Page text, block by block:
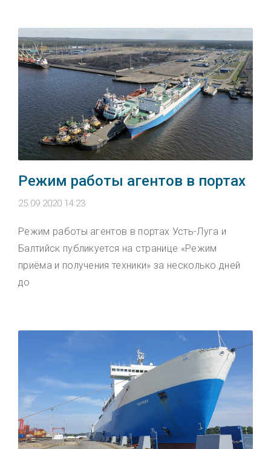
Режим работы агентов в портах
25.09.2020 14:23
Режим работы агентов в портах Усть-Луга и
Балтийск публикуется на странице «Режим
приёма и получения техники» за несколько дней
до